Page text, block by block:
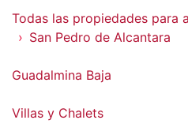
Todas las propiedades para
San Pedro de Alcantara
Guadalmina Baja
Villas y Chalets